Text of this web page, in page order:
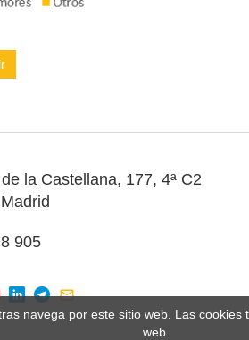
la Castellana, 177, 4ª C2
905
navega por este sitio web. Las
web.